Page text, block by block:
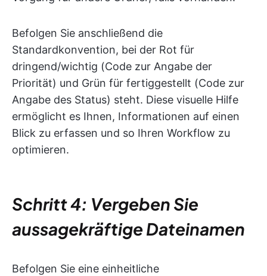
Befolgen Sie anschließend die
Standardkonvention, bei der Rot für
dringend/wichtig (Code zur Angabe der
Priorität) und Grün für fertiggestellt (Code zur
Angabe des Status) steht. Diese visuelle Hilfe
ermöglicht es Ihnen, Informationen auf einen
Blick zu erfassen und so Ihren Workflow zu
optimieren.
Schritt 4: Vergeben Sie
aussagekräftige Dateinamen
Befolgen Sie eine einheitliche